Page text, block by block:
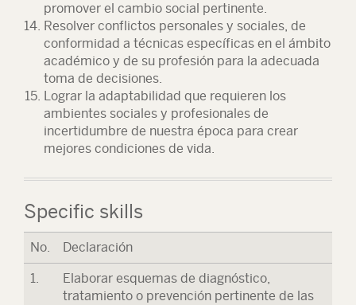
promover el cambio social pertinente.
Resolver conflictos personales y sociales, de
conformidad a técnicas específicas en el ámbito
académico y de su profesión para la adecuada
toma de decisiones.
Lograr la adaptabilidad que requieren los
ambientes sociales y profesionales de
incertidumbre de nuestra época para crear
mejores condiciones de vida.
Specific skills
No. Declaración
1.
Elaborar esquemas de diagnóstico,
tratamiento o prevención pertinente de las